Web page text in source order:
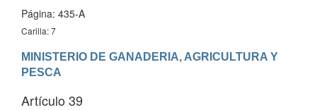
Página: 435-A
Carilla: 7
MINISTERIO DE GANADERIA, AGRICULTURA Y
PESCA
Artículo 39